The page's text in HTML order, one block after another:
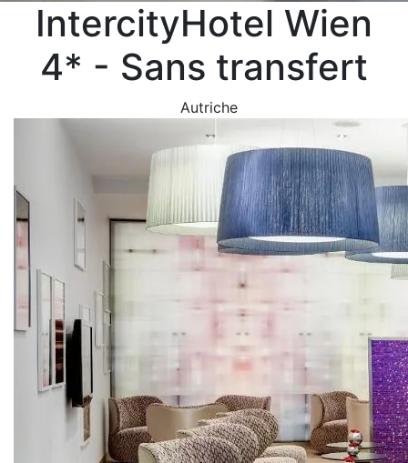
IntercityHotel Wien
4* - Sans transfert
Autriche